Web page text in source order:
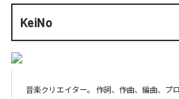
KeiNo
音楽クリエイター。 作詞、作曲、編曲、プ